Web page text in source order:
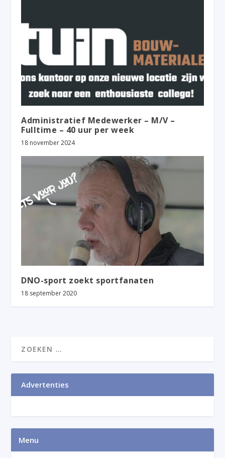
Administratief Medewerker – M/V –
Fulltime – 40 uur per week
18 november 2024
DNO-sport zoekt sportfanaten
18 september 2020
Advertenties
Menu